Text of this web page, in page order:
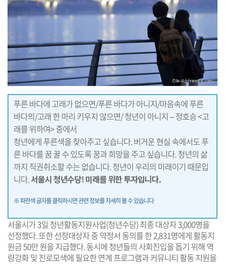
푸른 바다에 고래가 없으면/푸른 바다가 아니지/마음속에 푸른
바다의/고래 한 마리 키우지 않으면/ 청년이 아니지 – 정호승 <고
래를 위하여> 중에서
청년에게 푸른색을 찾아주고 싶습니다. 버거운 현실 속에서도 푸
른 바다를 꿈 꿀 수 있도록 꿈과 희망을 주고 싶습니다. 청년의 삶
까지 직권취소할 수는 없습니다. 청년이 우리의 미래이기 때문입
니다.서울시 청년수당! 미래를 위한 투자입니다.
※ 파란색 글자를 클릭하시면 관련 정보를 자세히 볼 수 있습니다
서울시가 3일 청년활동지원사업(청년수당) 최종 대상자 3,000명을
선정했다. 또한 선정대상자 중 약정서 동의를 한 2,831명에게 활동지
원금 50만 원을 지급했다. 동시에 청년들의 사회진입을 돕기 위해 역
량강화 및 진로모색에 필요한 연계 프로그램과 커뮤니티 활동 지원을